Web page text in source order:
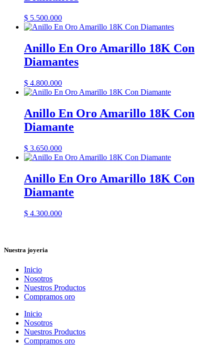
$ 5.500.000
Anillo En Oro Amarillo 18K Con
Diamantes
$ 4.800.000
Anillo En Oro Amarillo 18K Con
Diamante
$ 3.650.000
Anillo En Oro Amarillo 18K Con
Diamante
$ 4.300.000
Nuestra joyeria
Inicio
Nosotros
Nuestros Productos
Compramos oro
Inicio
Nosotros
Nuestros Productos
Compramos oro